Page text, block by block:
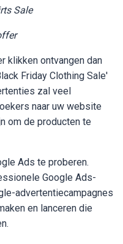
Sale
klikken ontvangen dan
Friday Clothing Sale'
zal veel
naar uw website
om de producten te
Ads te proberen.
Google Ads-
advertentiecampagnes
en lanceren die